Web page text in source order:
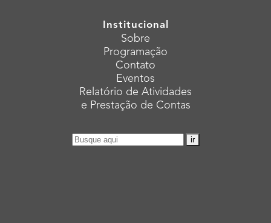
Institucional
Sobre
Programação
Contato
Eventos
Relatório de Atividades
e Prestação de Contas